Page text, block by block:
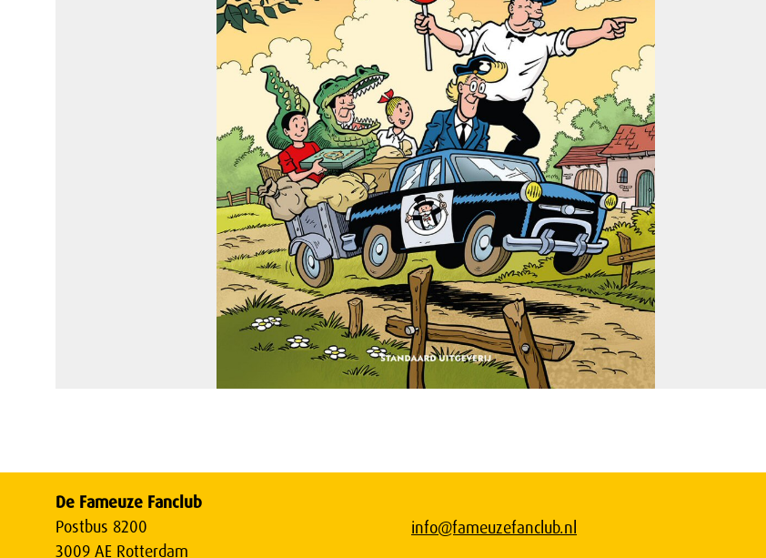
De Fameuze Fanclub
Postbus 8200
3009 AE Rotterdam
info@fameuzefanclub.nl